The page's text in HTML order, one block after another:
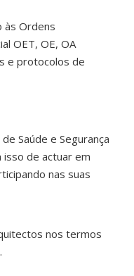
às Ordens
OET, OE, OA
e protocolos de
Saúde e Segurança
de actuar em
nas suas
nos termos
.